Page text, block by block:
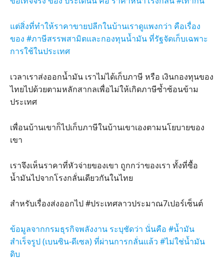
แต่สิ่งที่ทำให้ราคาขายปลีกในบ้านเราดูแพงกว่า คือเรื่อง
ของ #ภาษีสรรพสามิตและกองทุนน้ำมัน ที่รัฐจัดเก็บเฉพาะ
การใช้ในประเทศ
เวลาเราส่งออกน้ำมัน เราไม่ได้เก็บภาษี หรือ เงินกองทุนของ
ไทยไปด้วยตามหลักสากลเพื่อไม่ให้เกิดภาษีซ้ำซ้อนข้าม
ประเทศ
เพื่อนบ้านเขาก็ไปเก็บภาษีในบ้านเขาเองตามนโยบายของ
เขา
เราจึงเห็นราคาที่หัวจ่ายของเขา ถูกกว่าของเรา ทั้งที่ซื้อ
น้ำมันไปจากโรงกลั่นเดียวกันในไทย
สำหรับเรื่องส่งออกไป #ประเทศลาวประมาณ7เปอร์เซ็นต์
ข้อมูลจากกรมธุรกิจพลังงาน ระบุชัดว่า นั่นคือ #น้ำมัน
สำเร็จรูป (เบนซิน-ดีเซล) ที่ผ่านการกลั่นแล้ว #ไม่ใช่น้ำมัน
ดิบ